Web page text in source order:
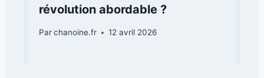
révolution abordable ?
Parchanoine.fr 12 avril 2026